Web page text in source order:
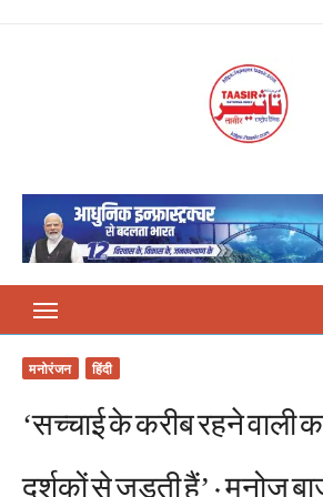
मनोरंजन हिंदी
‘सच्चाई के करीब रहने वाली